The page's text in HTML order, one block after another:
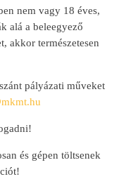
nem vagy 18 éves,
alá a beleegyező
akkor természetesen
pályázati műveket
és gépen töltsenek